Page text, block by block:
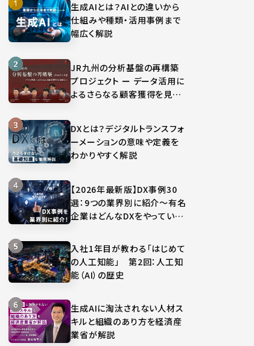
生成AIとは？AIとの違いから
仕組みや種類・活用事例まで
幅広く解説
JR九州の分析基盤の再構築
プロジェクト ー データ活用に
よるさらなる顧客獲得を見据
DXとは？デジタルトランスフォ
ーメーションの意味や定義を
わかりやすく解説
【2026年最新版】DX事例30
選：9つの業界別に紹介～有名
企業はどんなDXをやってい
入社1年目が教わる「はじめて
の人工知能」 第2回：人工知
能（AI）の歴史
生成AIに淘汰されない人材ス
キルと組織のあり方を経済産
業省が解説